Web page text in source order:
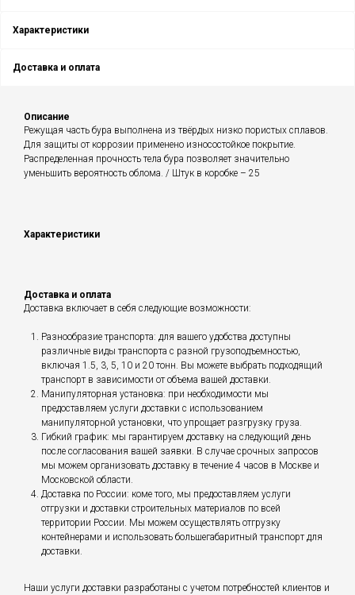
Характеристики
Доставка и оплата
Описание
Режущая часть бура выполнена из твёрдых низко пористых сплавов.
Для защиты от коррозии применено износостойкое покрытие.
Распределенная прочность тела бура позволяет значительно
уменьшить вероятность облома. / Штук в коробке – 25
Характеристики
Доставка и оплата
Доставка включает в себя следующие возможности:
Разнообразие транспорта: для вашего удобства доступны
различные виды транспорта с разной грузоподъемностью,
включая 1.5, 3, 5, 10 и 20 тонн. Вы можете выбрать подходящий
транспорт в зависимости от объема вашей доставки.
Манипуляторная установка: при необходимости мы
предоставляем услуги доставки с использованием
манипуляторной установки, что упрощает разгрузку груза.
Гибкий график: мы гарантируем доставку на следующий день
после согласования вашей заявки. В случае срочных запросов
мы можем организовать доставку в течение 4 часов в Москве и
Московской области.
Доставка по России: коме того, мы предоставляем услуги
отгрузки и доставки строительных материалов по всей
территории России. Мы можем осуществлять отгрузку
контейнерами и использовать большегабаритный транспорт для
доставки.
Наши услуги доставки разработаны с учетом потребностей клиентов и